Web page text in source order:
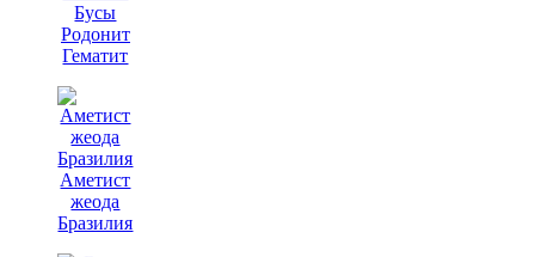
Бусы
Родонит
Гематит
Аметист
жеода
Бразилия